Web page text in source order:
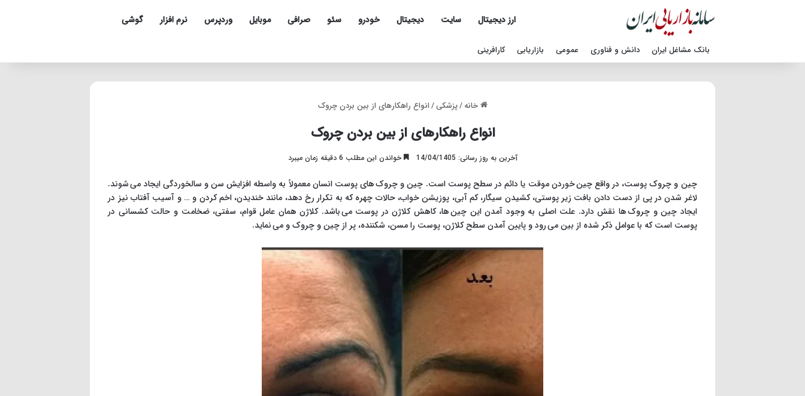
ارز دیجیتال سایت دیجیتال خودرو سئو صرافی موبایل وردپرس نرم افزار گوشی
بانک مشاغل ایران دانش و فناوری عمومی بازاریابی کارافرینی
خانه /پزشکی/انواع راهکارهای از بین بردن چروک
انواع راهکارهای از بین بردن چروک
آخرین به روز رسانی: 14/04/1405 خواندن این مطلب 6 دقیقه زمان میبرد
چین و چروک پوست، در واقع چین خوردن موقت یا دائم در سطح پوست است. چین و چروک های پوست انسان معمولاً به واسطه افزایش سن و سالخوردگی ایجاد می شوند.
لاغر شدن در پی از دست دادن بافت زیر پوستی، کشیدن سیگار، کم آبی، پوزیشن خواب، حالات چهره که به تکرار رخ دهد، مانند خندیدن، اخم کردن و … و آسیب آفتاب نیز در
ایجاد چین و چروک ها نقش دارد. علت اصلی به وجود آمدن این چین ها، کاهش کلاژن در پوست می باشد. کلاژن همان عامل قوام، سفتی، ضخامت و حالت کشسانی در
پوست است که با عوامل ذکر شده از بین می رود و پایین آمدن سطح کلاژن، پوست را مسن، شکننده، پر از چین و چروک و می نماید.